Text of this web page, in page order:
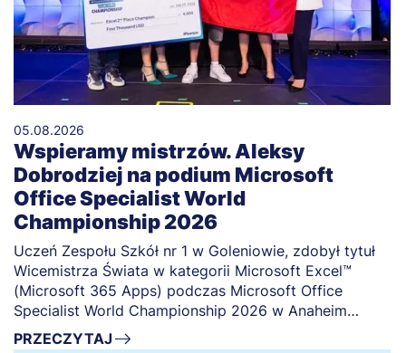
05.08.2026
Wspieramy mistrzów. Aleksy
Dobrodziej na podium Microsoft
Office Specialist World
Championship 2026
Uczeń Zespołu Szkół nr 1 w Goleniowie, zdobył tytuł
Wicemistrza Świata w kategorii Microsoft Excel™
(Microsoft 365 Apps) podczas Microsoft Office
Specialist World Championship 2026 w Anaheim
(USA)
PRZECZYTAJ